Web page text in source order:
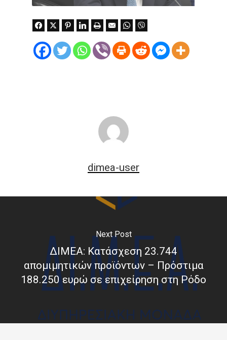
dimea-user
Next Post
ΔΙΜΕΑ: Κατάσχεση 23.744
απομιμητικών προϊόντων – Πρόστιμα
188.250 ευρώ σε επιχείρηση στη Ρόδο